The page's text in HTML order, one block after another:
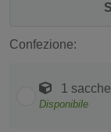
Confezione:
1
Disponibile